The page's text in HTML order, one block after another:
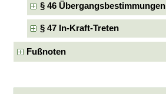
§ 46 Übergangsbestimmungen
§ 47 In-Kraft-Treten
Fußnoten